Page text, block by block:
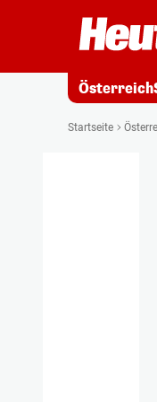
Österreich
Startseite